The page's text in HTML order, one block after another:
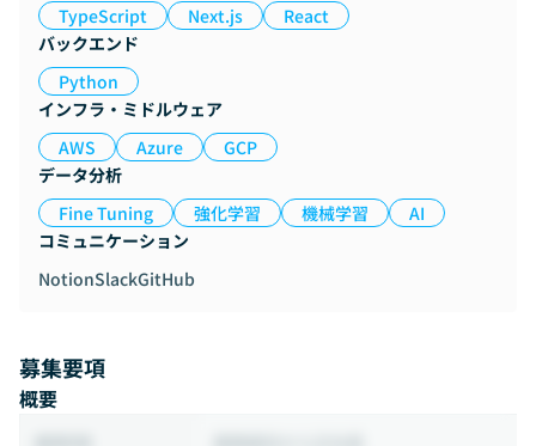
TypeScript
Next.js
React
バックエンド
Python
インフラ・ミドルウェア
AWS
Azure
GCP
データ分析
Fine Tuning
強化学習 機械学習
AI
コミュニケーション
NotionSlackGitHub
募集要項
概要